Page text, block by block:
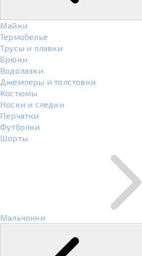
Майки
Термобелье
Трусы и плавки
Брюки
Водолазки
Джемперы и толстовки
Костюмы
Носки и следки
Перчатки
Футболки
Шорты
Мальчонки